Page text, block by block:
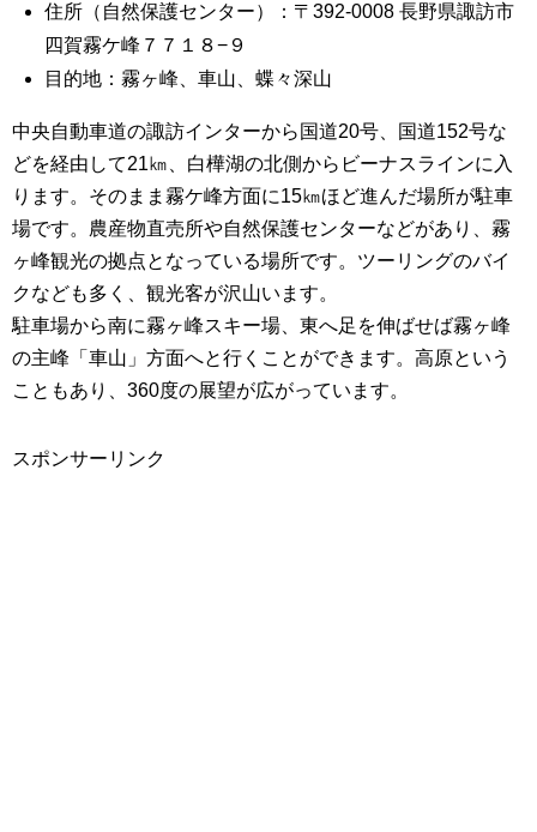
住所（自然保護センター）：〒392-0008 長野県諏訪市
四賀霧ケ峰７７１８−９
目的地：霧ヶ峰、車山、蝶々深山
中央自動車道の諏訪インターから国道20号、国道152号な
どを経由して21㎞、白樺湖の北側からビーナスラインに入
ります。そのまま霧ケ峰方面に15㎞ほど進んだ場所が駐車
場です。農産物直売所や自然保護センターなどがあり、霧
ヶ峰観光の拠点となっている場所です。ツーリングのバイ
クなども多く、観光客が沢山います。
駐車場から南に霧ヶ峰スキー場、東へ足を伸ばせば霧ヶ峰
の主峰「車山」方面へと行くことができます。高原という
こともあり、360度の展望が広がっています。
スポンサーリンク